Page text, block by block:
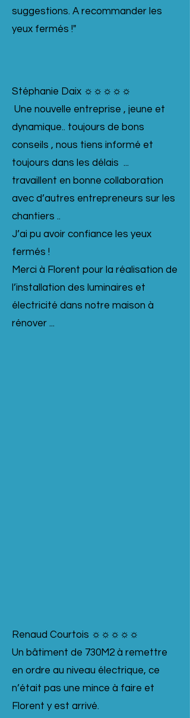
suggestions. A recommander les
yeux fermés !"
Stéphanie Daix ☼☼☼☼☼
Une nouvelle entreprise , jeune et
dynamique.. toujours de bons
conseils , nous tiens informé et
toujours dans les délais ...
travaillent en bonne collaboration
avec d’autres entrepreneurs sur les
chantiers ..
J’ai pu avoir confiance les yeux
fermés !
Merci à Florent pour la réalisation de
l’installation des luminaires et
électricité dans notre maison à
rénover ...
Renaud Courtois ☼☼☼☼☼
Un bâtiment de 730M2 à remettre
en ordre au niveau électrique, ce
n’était pas une mince à faire et
Florent y est arrivé.